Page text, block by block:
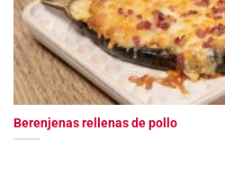
Berenjenas rellenas de pollo